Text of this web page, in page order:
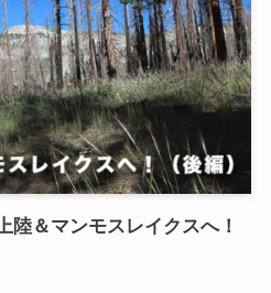
陸＆マンモスレイクスへ！